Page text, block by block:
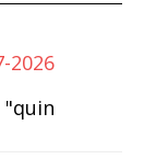
2026
"quin